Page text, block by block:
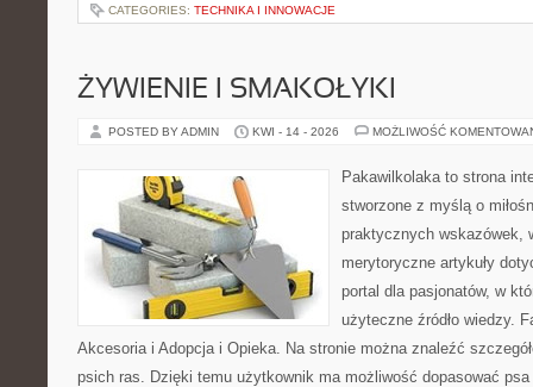
CATEGORIES: TECHNIKA I INNOWACJE
ŻYWIENIE I SMAKOŁYKI
POSTED BY ADMIN KWI - 14 - 2026 MOŻLIWOŚĆ
Pakawilkolaka to strona
stworzone z myślą o
praktycznych wskazówek,
merytoryczne artykuły
portal dla pasjonatów, w
użyteczne źródło wiedzy.
Akcesoria i Adopcja i Opieka. Na stronie można znaleźć
psich ras. Dzięki temu użytkownik ma możliwość dopasować